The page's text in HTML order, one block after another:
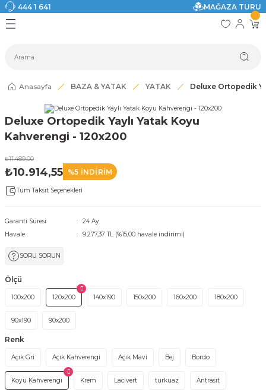
444 1 641
MAĞAZA TURU
Geri Dön
Geri Dön
Geri Dön
Geri Dön
Geri Dön
Geri Dön
Anasayfa BAZA & YATAK YATAK Deluxe Ortopedik
Deluxe Ortopedik Yaylı Yatak Koyu
Kahverengi - 120x200
₺11.489,00
₺10.914,55 %5 İNDİRİM
Tüm Taksit Seçenekleri
Garanti Süresi
24 Ay
Havale
9.277,37 TL (%15,00 havale indirimi)
SORU SORUN
Ölçü
100x200 120x200 140x190 150x200 160x200 180x200
90x190 90x200
Renk
Açık Gri Açık Kahverengi Açık Mavi Bej Bordo
Koyu Kahverengi Krem Lacivert turkuaz Antrasit